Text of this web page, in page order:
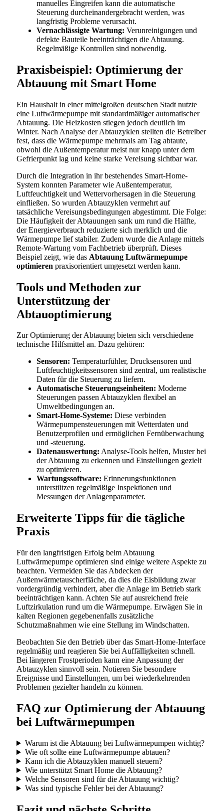
manuelles Eingreifen kann die automatische
Steuerung durcheinandergebracht werden, was
langfristig Probleme verursacht.
Vernachlässigte Wartung: Verunreinigungen und
defekte Bauteile beeinträchtigen die Abtauung.
Regelmäßige Kontrollen sind notwendig.
Praxisbeispiel: Optimierung der
Abtauung mit Smart Home
Ein Haushalt in einer mittelgroßen deutschen Stadt nutzte
eine Luftwärmepumpe mit standardmäßiger automatischer
Abtauung. Die Heizkosten stiegen jedoch deutlich im
Winter. Nach Analyse der Abtauzyklen stellten die Betreiber
fest, dass die Wärmepumpe mehrmals am Tag abtaute,
obwohl die Außentemperatur meist nur knapp unter dem
Gefrierpunkt lag und keine starke Vereisung sichtbar war.
Durch die Integration in ihr bestehendes Smart-Home-
System konnten Parameter wie Außentemperatur,
Luftfeuchtigkeit und Wettervorhersagen in die Steuerung
einfließen. So wurden Abtauzyklen vermehrt auf
tatsächliche Vereisungsbedingungen abgestimmt. Die Folge:
Die Häufigkeit der Abtauungen sank um rund die Hälfte,
der Energieverbrauch reduzierte sich merklich und die
Wärmepumpe lief stabiler. Zudem wurde die Anlage mittels
Remote-Wartung vom Fachbetrieb überprüft. Dieses
Beispiel zeigt, wie das Abtauung Luftwärmepumpe
optimieren praxisorientiert umgesetzt werden kann.
Tools und Methoden zur
Unterstützung der
Abtauoptimierung
Zur Optimierung der Abtauung bieten sich verschiedene
technische Hilfsmittel an. Dazu gehören:
Sensoren: Temperaturfühler, Drucksensoren und
Luftfeuchtigkeitssensoren sind zentral, um realistische
Daten für die Steuerung zu liefern.
Automatische Steuerungseinheiten: Moderne
Steuerungen passen Abtauzyklen flexibel an
Umweltbedingungen an.
Smart-Home-Systeme: Diese verbinden
Wärmepumpensteuerungen mit Wetterdaten und
Benutzerprofilen und ermöglichen Fernüberwachung
und -steuerung.
Datenauswertung: Analyse-Tools helfen, Muster bei
der Abtauung zu erkennen und Einstellungen gezielt
zu optimieren.
Wartungssoftware: Erinnerungsfunktionen
unterstützen regelmäßige Inspektionen und
Messungen der Anlagenparameter.
Erweiterte Tipps für die tägliche
Praxis
Für den langfristigen Erfolg beim Abtauung
Luftwärmepumpe optimieren sind einige weitere Aspekte zu
beachten. Vermeiden Sie das Abdecken der
Außenwärmetauscherfläche, da dies die Eisbildung zwar
vordergründig verhindert, aber die Anlage im Betrieb stark
beeinträchtigen kann. Achten Sie auf ausreichend freie
Luftzirkulation rund um die Wärmepumpe. Erwägen Sie in
kalten Regionen gegebenenfalls zusätzliche
Schutzmaßnahmen wie eine Stellung im Windschatten.
Beobachten Sie den Betrieb über das Smart-Home-Interface
regelmäßig und reagieren Sie bei Auffälligkeiten schnell.
Bei längeren Frostperioden kann eine Anpassung der
Abtauzyklen sinnvoll sein. Notieren Sie besondere
Ereignisse und Einstellungen, um bei wiederkehrenden
Problemen gezielter handeln zu können.
FAQ zur Optimierung der Abtauung
bei Luftwärmepumpen
Warum ist die Abtauung bei Luftwärmepumpen wichtig?
Wie oft sollte eine Luftwärmepumpe abtauen?
Kann ich die Abtauzyklen manuell steuern?
Wie unterstützt Smart Home die Abtauung?
Welche Sensoren sind für die Abtauung wichtig?
Was sind typische Fehler bei der Abtauung?